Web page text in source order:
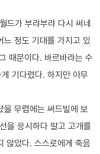
드가 부랴부랴 다시 써네
느 정도 기대를 가지고 있
때문이다. 바르바라는 수
기다렸다. 하지만 아무
을 무렵에는 써드빌에 보
을 응시하다 말고 고개를
않았다. 스스로에게 죽음